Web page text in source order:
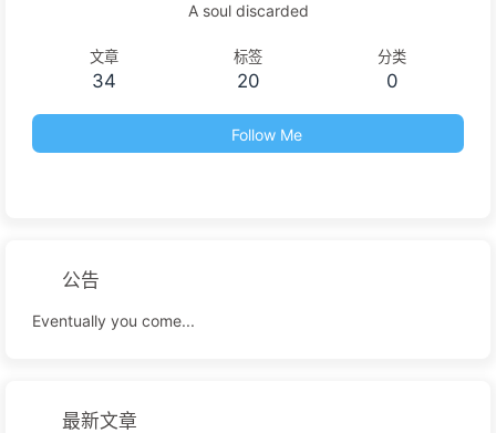
A soul discarded
文章
34
标签
20
分类
0
Follow Me
公告
Eventually you come...
最新文章